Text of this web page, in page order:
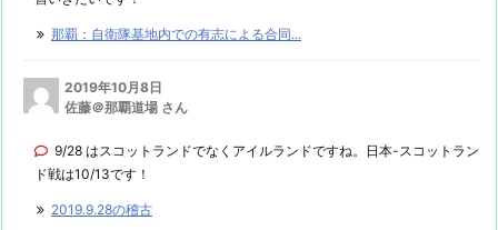
那覇：自衛隊基地内での有志による合同...
2019年10月8日
佐藤＠那覇道場 さん
9/28 はスコットランドでなくアイルランドですね。日本-スコットラン
ド戦は10/13です！
2019.9.28の稽古